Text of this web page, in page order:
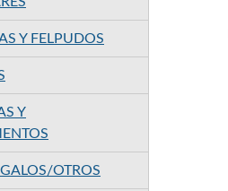
Y FELPUDOS
Y
OTROS